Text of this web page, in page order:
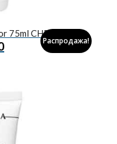
75ml CHR626
ТекущаяРаспродажа!